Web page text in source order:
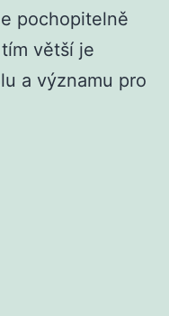
pochopitelně
větší je
a významu pro